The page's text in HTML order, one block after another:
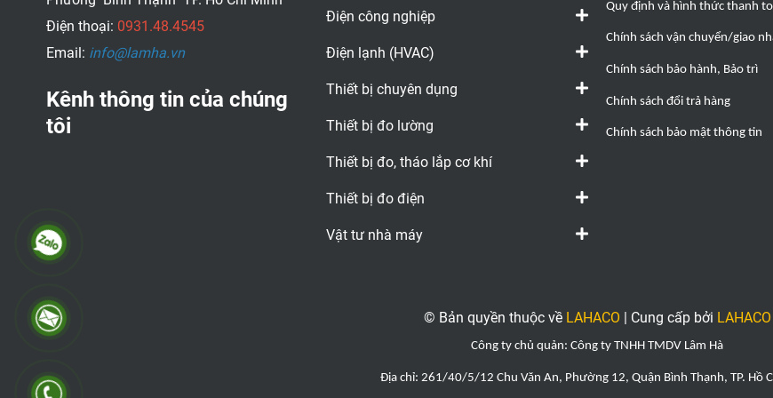
(-20 đến 315 độ C),
lý tưởng để kiểm tra
của động cơ, vòng bi
và máy móc.
Điện thoại: 0931.48.4545
Email: info@lamha.vn
Kênh thông tin của chúng
tôi
Điện công nghiệp
Điện lạnh (HVAC)
Thiết bị chuyên dụng
Thiết bị đo lường
Thiết bị đo, tháo lắp cơ khí
Thiết bị đo điện
Vật tư nhà máy
Quy định và hình thức thanh
Chính sách vận chuyển/giao
Chính sách bảo hành, Bảo trì
Chính sách đổi trả hàng
Chính sách bảo mật thông tin
© Bản quyền thuộc về LAHACO Cung cấp bởi LAHACO
Công ty chủ quản: Công ty TNHH TMDV Lâm Hà
Địa chỉ: 261/40/5/12 Chu Văn An, Phường 12, Quận Bình Thạnh, TP. Hồ